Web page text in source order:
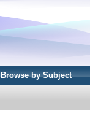
Browse by Subject